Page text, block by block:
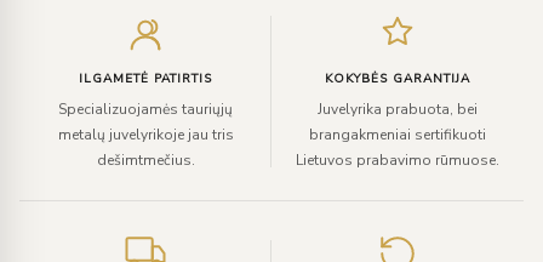
ILGAMETĖ PATIRTIS
Specializuojamės tauriųjų
metalų juvelyrikoje jau tris
dešimtmečius.
KOKYBĖS GARANTIJA
Juvelyrika prabuota, bei
brangakmeniai sertifikuoti
Lietuvos prabavimo rūmuose.